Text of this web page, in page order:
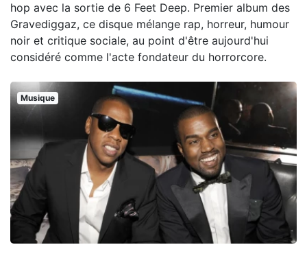
hop avec la sortie de 6 Feet Deep. Premier album des
Gravediggaz, ce disque mélange rap, horreur, humour
noir et critique sociale, au point d'être aujourd'hui
considéré comme l'acte fondateur du horrorcore.
Musique